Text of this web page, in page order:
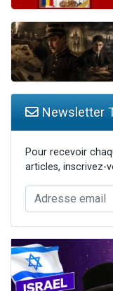
Newsletter
Pour recevoir
articles, inscrivez-